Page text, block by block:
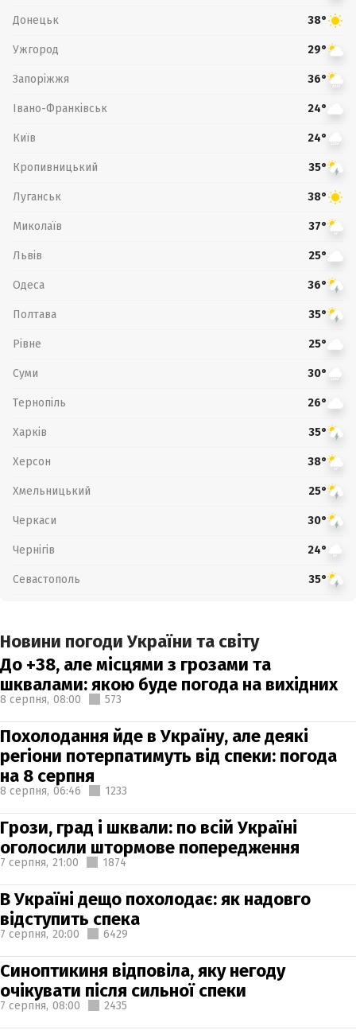
Донецьк 38°
Ужгород 29°
Запоріжжя 36°
Івано-Франківськ 24°
Київ 24°
Кропивницький 35°
Луганськ 38°
Миколаїв 37°
Львів 25°
Одеса 36°
Полтава 35°
Рівне 25°
Суми 30°
Тернопіль 26°
Харків 35°
Херсон 38°
Хмельницький 25°
Черкаси 30°
Чернігів 24°
Севастополь 35°
Новини погоди України та світу
До +38, але місцями з грозами та
шквалами: якою буде погода на вихідних
8 серпня, 08:00 573
Похолодання йде в Україну, але деякі
регіони потерпатимуть від спеки: погода
на 8 серпня
8 серпня, 06:46 1233
Грози, град і шквали: по всій Україні
оголосили штормове попередження
7 серпня, 21:00 1874
В Україні дещо похолодає: як надовго
відступить спека
7 серпня, 20:00 6429
Синоптикиня відповіла, яку негоду
очікувати після сильної спеки
7 серпня, 08:00 2435